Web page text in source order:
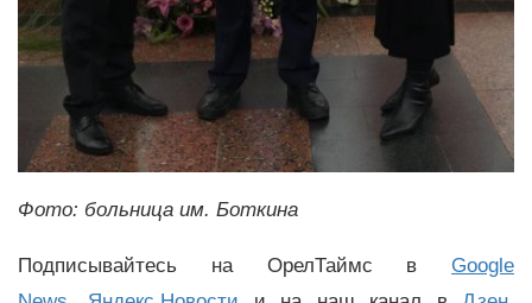
Фото: больница им. Боткина
Подписывайтесь на ОрелТаймс в Google